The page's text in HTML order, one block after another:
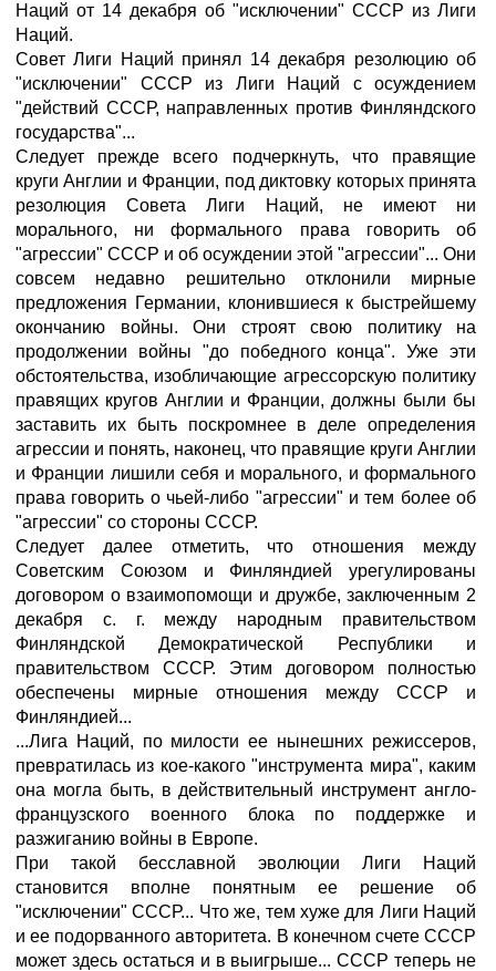
Наций от 14 декабря об "исключении" СССР из Лиги
Наций.
Совет Лиги Наций принял 14 декабря резолюцию об
"исключении" СССР из Лиги Наций с осуждением
"действий СССР, направленных против Финляндского
государства"...
Следует прежде всего подчеркнуть, что правящие
круги Англии и Франции, под диктовку которых принята
резолюция Совета Лиги Наций, не имеют ни
морального, ни формального права говорить об
"агрессии" СССР и об осуждении этой "агрессии"... Они
совсем недавно решительно отклонили мирные
предложения Германии, клонившиеся к быстрейшему
окончанию войны. Они строят свою политику на
продолжении войны "до победного конца". Уже эти
обстоятельства, изобличающие агрессорскую политику
правящих кругов Англии и Франции, должны были бы
заставить их быть поскромнее в деле определения
агрессии и понять, наконец, что правящие круги Англии
и Франции лишили себя и морального, и формального
права говорить о чьей-либо "агрессии" и тем более об
"агрессии" со стороны СССР.
Следует далее отметить, что отношения между
Советским Союзом и Финляндией урегулированы
договором о взаимопомощи и дружбе, заключенным 2
декабря с. г. между народным правительством
Финляндской Демократической Республики и
правительством СССР. Этим договором полностью
обеспечены мирные отношения между СССР и
Финляндией...
...Лига Наций, по милости ее нынешних режиссеров,
превратилась из кое-какого "инструмента мира", каким
она могла быть, в действительный инструмент англо-
французского военного блока по поддержке и
разжиганию войны в Европе.
При такой бесславной эволюции Лиги Наций
становится вполне понятным ее решение об
"исключении" СССР... Что же, тем хуже для Лиги Наций
и ее подорванного авторитета. В конечном счете СССР
может здесь остаться и в выигрыше... СССР теперь не